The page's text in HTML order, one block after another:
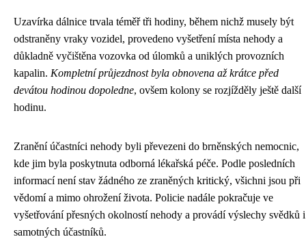
Uzavírka dálnice trvala téměř tři hodiny, během nichž musely být
odstraněny vraky vozidel, provedeno vyšetření místa nehody a
důkladně vyčištěna vozovka od úlomků a uniklých provozních
kapalin. Kompletní průjezdnost byla obnovena až krátce před
devátou hodinou dopoledne, ovšem kolony se rozjížděly ještě další
hodinu.
Zranění účastníci nehody byli převezeni do brněnských nemocnic,
kde jim byla poskytnuta odborná lékařská péče. Podle posledních
informací není stav žádného ze zraněných kritický, všichni jsou při
vědomí a mimo ohrožení života. Policie nadále pokračuje ve
vyšetřování přesných okolností nehody a provádí výslechy svědků i
samotných účastníků.